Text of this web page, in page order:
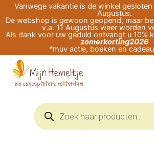
Vanwege vakantie is de winkel
Augustus.
De webshop is gewoon geopend, maar
v.a. 11 Augustus weer worden
Als dank voor uw geduld ontvangt u 10%
zomerkorting2026
*muv actie, boeken en
naar
de
Producten
zoeken